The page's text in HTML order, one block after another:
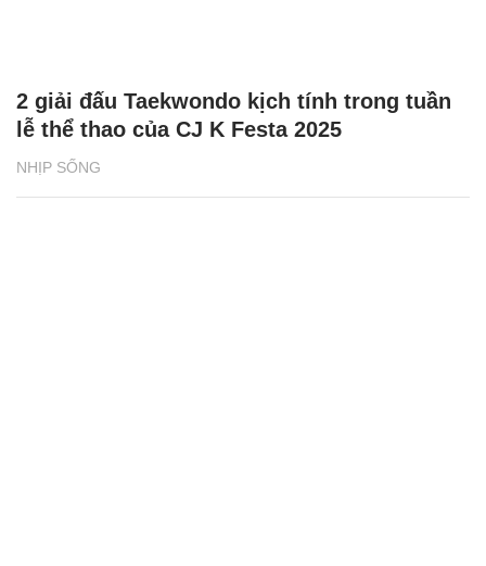
NHỊP SỐNG
2 giải đấu Taekwondo kịch tính trong tuần
lễ thể thao của CJ K Festa 2025